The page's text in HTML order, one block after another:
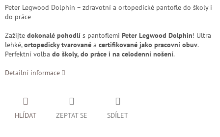
Peter Legwood Dolphin – zdravotní a ortopedické pantofle do školy i
do práce
Zažijte dokonalé pohodlí s pantoflemi Peter Legwood Dolphin! Ultra
lehké,ortopedicky tvarované a certifikované jako pracovní obuv.
Perfektní volba do školy, do práce i na celodenní nošení.
Detailní informace
ZEPTAT SE
HLÍDAT SDÍLET